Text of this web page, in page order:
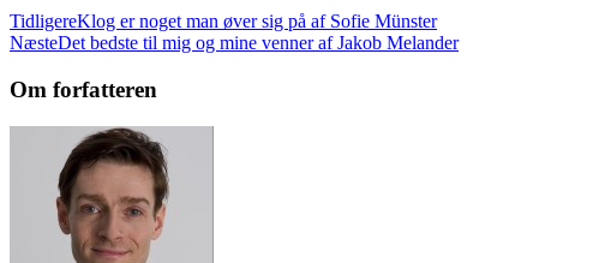
TidligereKlog er noget man øver sig på af Sofie Münster
NæsteDet bedste til mig og mine venner af Jakob Melander
Om forfatteren